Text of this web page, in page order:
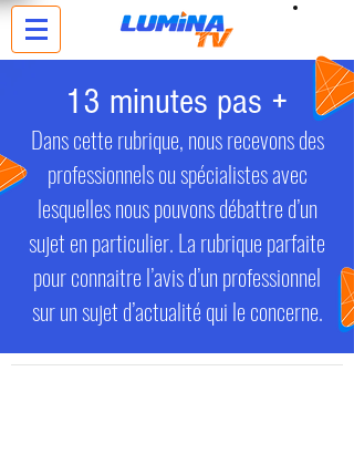
Dans cette rubrique, nous recevons des
professionnels ou spécialistes avec
lesquelles nous pouvons débattre d’un
sujet en particulier. La rubrique parfaite
pour connaitre l’avis d’un professionnel
sur un sujet d’actualité qui le concerne.
13 minutes pas +